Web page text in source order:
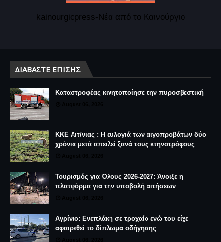
kainourgiopress-Νέα από το Καινούργιο
ΔΙΑΒΆΣΤΕ ΕΠΊΣΗΣ
Καταστροφέας κινητοποίησε την πυροσβεστική
ΚΚΕ Αιτ/νιας : Η ευλογιά των αιγοπροβάτων δύο
χρόνια μετά απειλεί ξανά τους κτηνοτρόφους
Τουρισμός για Όλους 2026-2027: Άνοιξε η
πλατφόρμα για την υποβολή αιτήσεων
Αγρίνιο: Ενεπλάκη σε τροχαίο ενώ του είχε
αφαιρεθεί το δίπλωμα οδήγησης